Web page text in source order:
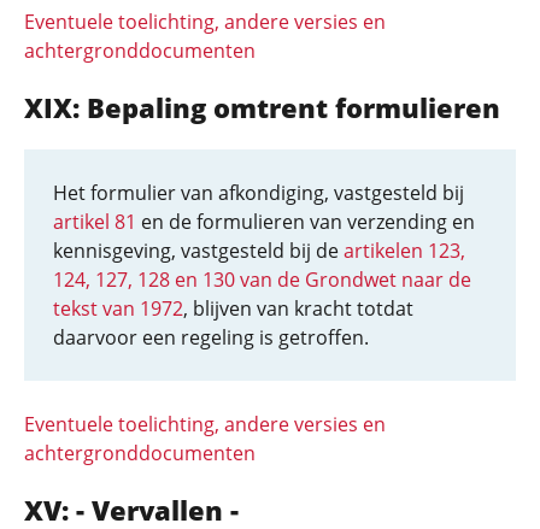
Eventuele toelichting, andere versies en
achtergronddocumenten
XIX: Bepaling omtrent formulieren
Het formulier van afkondiging, vastgesteld bij
artikel 81 en de formulieren van verzending en
kennisgeving, vastgesteld bij deartikelen 123,
124, 127, 128 en 130 van de Grondwet naar de
tekst van 1972, blijven van kracht totdat
daarvoor een regeling is getroffen.
Eventuele toelichting, andere versies en
achtergronddocumenten
XV: - Vervallen -